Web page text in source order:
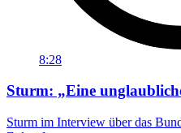
8:28
Sturm: „Eine
Sturm im Interview über das